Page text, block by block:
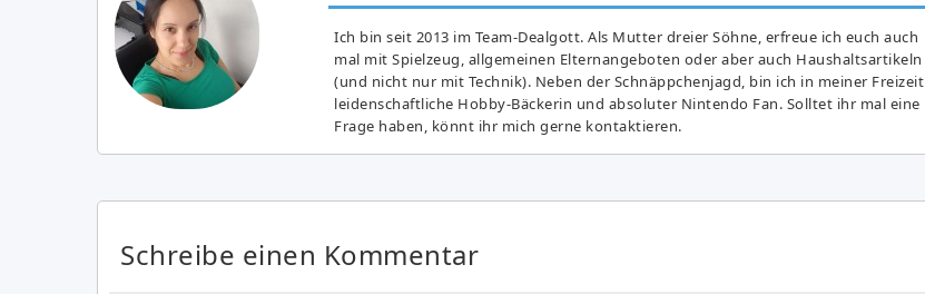
Ich bin seit 2013 im Team-Dealgott. Als Mutter dreier Söhne, erfreue ich euch auch
mal mit Spielzeug, allgemeinen Elternangeboten oder aber auch Haushaltsartikeln
(und nicht nur mit Technik). Neben der Schnäppchenjagd, bin ich in meiner Freizeit
leidenschaftliche Hobby-Bäckerin und absoluter Nintendo Fan. Solltet ihr mal eine
Frage haben, könnt ihr mich gerne kontaktieren.
Schreibe einen Kommentar